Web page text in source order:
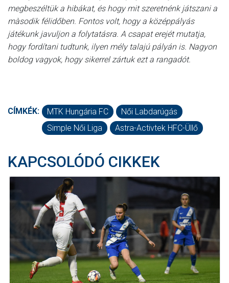
megbeszéltük a hibákat, és hogy mit szeretnénk játszani a
màsodik félidőben. Fontos volt, hogy a középpályás
játékunk javuljon a folytatásra. A csapat erejét mutatja,
hogy fordítani tudtunk, ilyen mély talajú pályán is. Nagyon
boldog vagyok, hogy sikerrel zártuk ezt a rangadót.
CÍMKÉK: MTK Hungária FC
Női Labdarúgás
Simple Női Liga
Astra-Activtek HFC-Üllő
KAPCSOLÓDÓ CIKKEK